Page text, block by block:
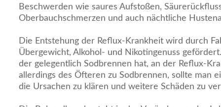
Beschwerden wie saures Aufstoßen,
Oberbauchschmerzen und auch nächtliche
Die Entstehung der Reflux-Krankheit wird durch
Übergewicht, Alkohol- und Nikotingenuss
der gelegentlich Sodbrennen hat, an der Reflux-
allerdings des Öfteren zu Sodbrennen, sollte man
die Ursachen zu klären und weitere Schäden zu